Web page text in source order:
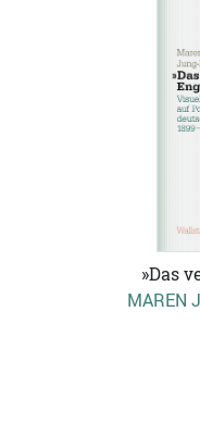
»Das
MAREN